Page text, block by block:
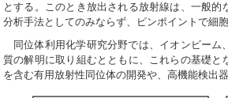
とする。このとき放出される放射線は、一般
分析手法としてのみならず、ピンポイントで細
同位体利用化学研究分野では、イオンビー
質の解明に取り組むとともに、これらの基礎
を含む有用放射性同位体の開発や、高機能検出